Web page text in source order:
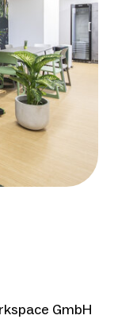
GmbH